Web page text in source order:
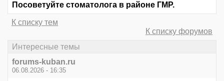
Посоветуйте стоматолога в районе ГМР.
К списку тем
К списку форумов
Интересные темы
forums-kuban.ru
06.08.2026 - 16:35